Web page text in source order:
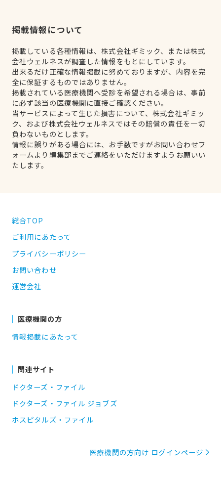
掲載情報について
掲載している各種情報は、株式会社ギミック、または株式
会社ウェルネスが調査した情報をもとにしています。
出来るだけ正確な情報掲載に努めておりますが、内容を完
全に保証するものではありません。
掲載されている医療機関へ受診を希望される場合は、事前
に必ず該当の医療機関に直接ご確認ください。
当サービスによって生じた損害について、株式会社ギミッ
ク、および株式会社ウェルネスではその賠償の責任を一切
負わないものとします。
情報に誤りがある場合には、お手数ですがお問い合わせフ
ォームより編集部までご連絡をいただけますようお願いい
たします。
総合TOP
ご利用にあたって
プライバシーポリシー
お問い合わせ
運営会社
医療機関の方
情報掲載にあたって
関連サイト
ドクターズ・ファイル
ドクターズ・ファイル ジョブズ
ホスピタルズ・ファイル
医療機関の方向け ログインページ